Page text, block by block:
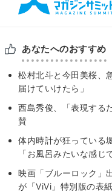
あなたへのおすすめ
松村北斗と今田美桜、
届けていけたら」
西島秀俊、「表現する
賛
体内時計が狂っている
「お風呂みたいな感じ
映画「ブルーロック」
が「ViVi」特別版の表